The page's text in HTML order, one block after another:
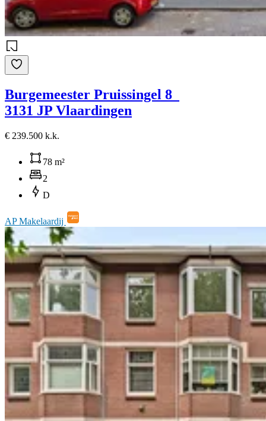
Burgemeester Pruissingel 8
3131 JP Vlaardingen
€ 239.500 k.k.
78 m²
2
D
AP Makelaardij